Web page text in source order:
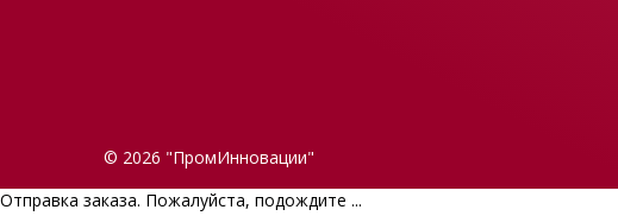
© 2026 "ПромИнновации"
Отправка заказа. Пожалуйста, подождите ...